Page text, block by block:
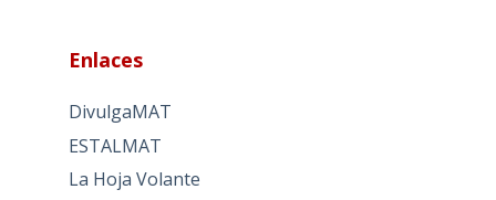
Enlaces
DivulgaMAT
ESTALMAT
La Hoja Volante